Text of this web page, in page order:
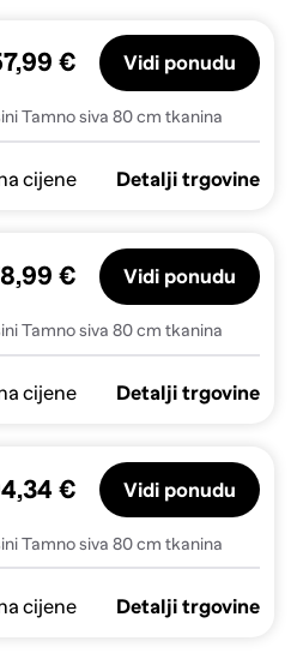
Tamno siva 80 cm tkanina
€ Vidi ponudu
cijene Detalji trgovine
Tamno siva 80 cm tkanina
€ Vidi ponudu
cijene Detalji trgovine
Tamno siva 80 cm tkanina
€ Vidi ponudu
cijene Detalji trgovine